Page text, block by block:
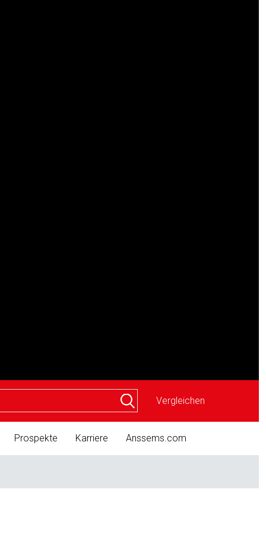
Vergleichen
Prospekte Karriere Anssems.com